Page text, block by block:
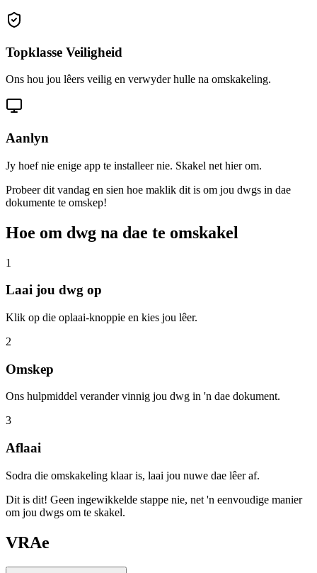
Topklasse Veiligheid
Ons hou jou lêers veilig en verwyder hulle na omskakeling.
Aanlyn
Jy hoef nie enige app te installeer nie. Skakel net hier om.
Probeer dit vandag en sien hoe maklik dit is om jou dwgs in dae
dokumente te omskep!
Hoe om dwg na dae te omskakel
1
Laai jou dwg op
Klik op die oplaai-knoppie en kies jou lêer.
2
Omskep
Ons hulpmiddel verander vinnig jou dwg in 'n dae dokument.
3
Aflaai
Sodra die omskakeling klaar is, laai jou nuwe dae lêer af.
Dit is dit! Geen ingewikkelde stappe nie, net 'n eenvoudige manier
om jou dwgs om te skakel.
VRAe